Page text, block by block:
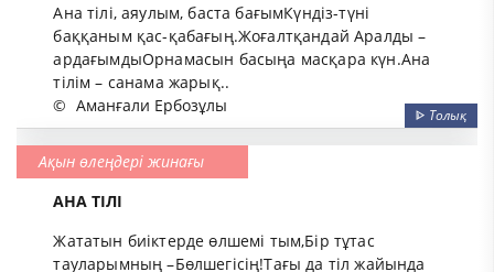
Ана тілі, аяулым, баста бағымКүндіз-түні
баққаным қас-қабағың.Жоғалтқандай Аралды –
ардағымдыОрнамасын басыңа масқара күн.Ана
тілім – санама жарық..
© Аманғали Ербозұлы ᐈ Толық
Ақын өлеңдері жинағы
АНА ТІЛІ
Жататын биіктерде өлшемі тым,Бір тұтас
тауларымның –Бөлшегісің!Тағы да тіл жайында